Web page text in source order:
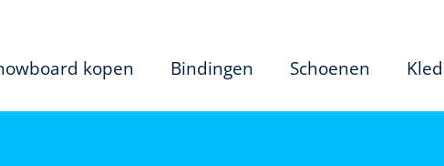
kopen Bindingen Schoenen